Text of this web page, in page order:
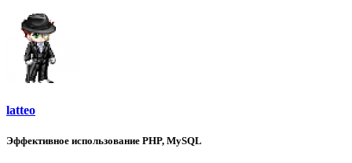
latteo
Эффективное использование PHP, MySQL